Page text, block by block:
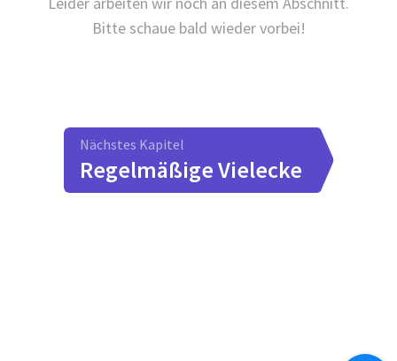
Bitte schaue bald wieder vorbei!
Nächstes Kapitel
Regelmäßige Vielecke